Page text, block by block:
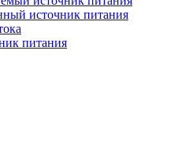
источник питания
питания